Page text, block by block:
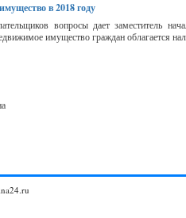
в 2018 году
вопросы дает заместитель
имущество граждан облагается